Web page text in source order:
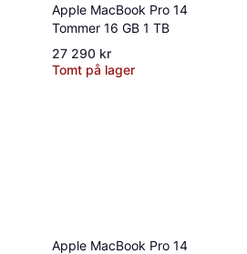
Apple MacBook Pro 14
Tommer 16 GB 1 TB
27 290 kr
Tomt på lager
Apple MacBook Pro 14